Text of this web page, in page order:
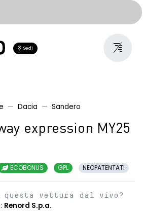
Sedi
Dacia Sandero
expression MY25
ECOBONUS GPL NEOPATENTATI
questa vettura dal vivo?
Renord S.p.a.